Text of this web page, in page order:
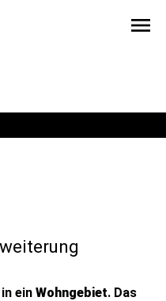
menu
ein Wohngebiet. Das